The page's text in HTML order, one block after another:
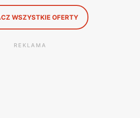
WSZYSTKIE OFERTY
REKLAMA